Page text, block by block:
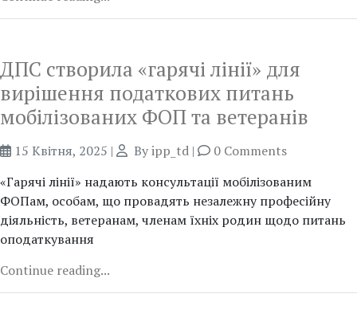
ДПС створила «гарячі лінії» для
вирішення податкових питань
мобілізованих ФОП та ветеранів
15 Квітня, 2025 | Byipp_td |
0 Comments
«Гарячі лінії» надають консультації мобілізованим
ФОПам, особам, що провадять незалежну професійну
діяльність, ветеранам, членам їхніх родин щодо питань
оподаткування
Continue reading...